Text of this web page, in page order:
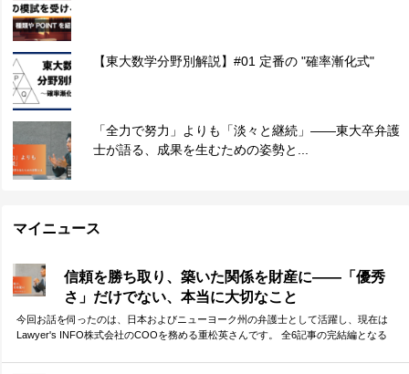
【東大数学分野別解説】#01 定番の "確率漸化式"
「全力で努力」よりも「淡々と継続」——東大卒弁護
士が語る、成果を生むための姿勢と...
マイニュース
信頼を勝ち取り、築いた関係を財産に——「優秀
さ」だけでない、本当に大切なこと
今回お話を伺ったのは、日本およびニューヨーク州の弁護士として活躍し、現在は
Lawyer's INFO株式会社のCOOを務める重松英さんです。 全6記事の完結編となる
いました。 他者との「弱い繋がり」を大切にする重要性、そして、その前提となる